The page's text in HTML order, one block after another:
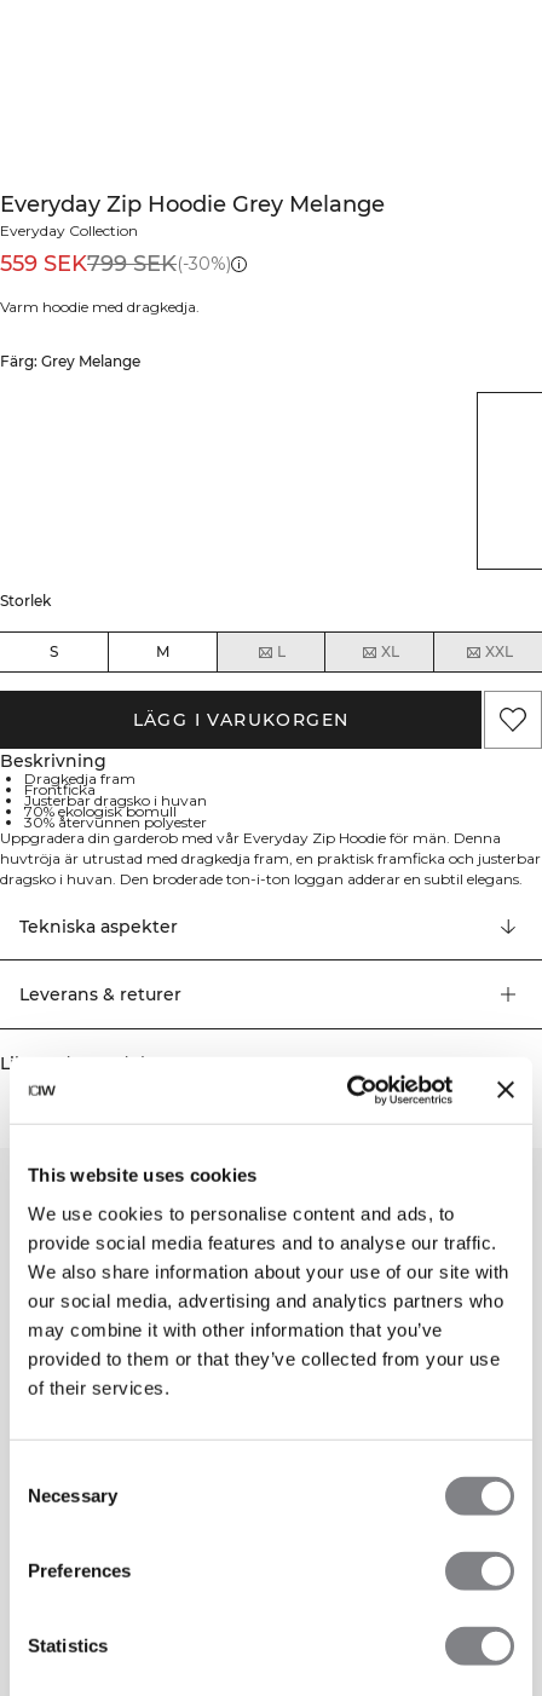
This website uses cookies
We use cookies to personalise content and ads, to
provide social media features and to analyse our traffic.
We also share information about your use of our site with
our social media, advertising and analytics partners who
may combine it with other information that you’ve
provided to them or that they’ve collected from your use
of their services.
Selection
Necessary
Preferences
Statistics
Everyday Zip Hoodie Grey Melange
Everyday Collection
559 SEK799 SEK(-30%)
Varm hoodie med dragkedja.
Färg: Grey Melange
Storlek
S M L XL XXL
LÄGG I VARUKORGEN
Beskrivning
Dragkedja fram
Frontficka
Justerbar dragsko i huvan
70% ekologisk bomull
30% återvunnen polyester
Uppgradera din garderob med vår Everyday Zip Hoodie för män. Denna
huvtröja är utrustad med dragkedja fram, en praktisk framficka och justerbar
dragsko i huvan. Den broderade ton-i-ton loggan adderar en subtil elegans.
bekväm passform. Dragkedja fram, frontficka, justerbar dragsko i huvan,
broderad logga, borstad insida för extra komfort. 70% ekologisk bomull, 30%
återvunnen polyester
Tekniska aspekter
Leverans & returer
Liknande produkter